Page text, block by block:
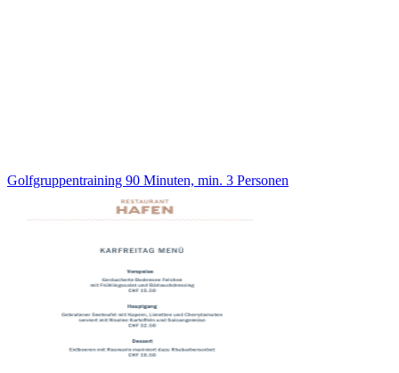
Golfgruppentraining 90 Minuten, min. 3 Personen